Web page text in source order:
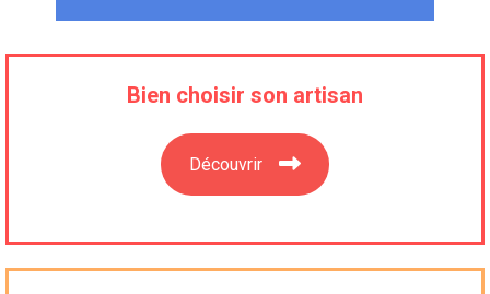
Bien choisir son artisan
Découvrir